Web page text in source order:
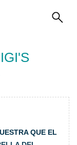
QUE EL